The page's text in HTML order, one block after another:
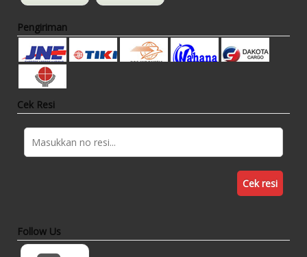
Pengiriman
Cek Resi
Cek resi
Follow Us